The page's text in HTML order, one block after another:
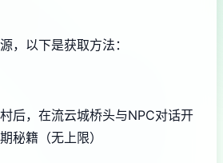
，以下是获取方法：
后，在流云城桥头与NPC对话开
秘籍（无上限）